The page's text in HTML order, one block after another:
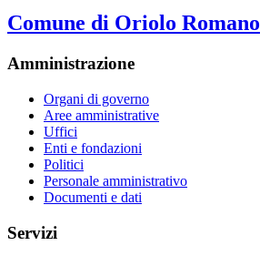
Comune di Oriolo Romano
Amministrazione
Organi di governo
Aree amministrative
Uffici
Enti e fondazioni
Politici
Personale amministrativo
Documenti e dati
Servizi